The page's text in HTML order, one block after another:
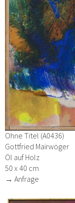
Ohne Titel (A0436)
Gottfried Mairwöger
Öl auf Holz
50 x 40 cm
→ Anfrage